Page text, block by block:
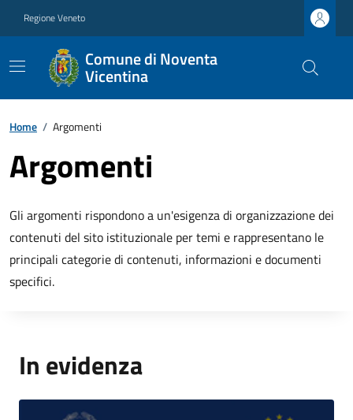
Regione Veneto
Comune di Noventa
Vicentina
Home / Argomenti
Argomenti
Gli argomenti rispondono a un'esigenza di organizzazione dei
contenuti del sito istituzionale per temi e rappresentano le
principali categorie di contenuti, informazioni e documenti
specifici.
In evidenza